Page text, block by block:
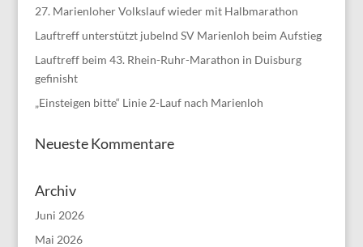
27. Marienloher Volkslauf wieder mit Halbmarathon
Lauftreff unterstützt jubelnd SV Marienloh beim Aufstieg
Lauftreff beim 43. Rhein-Ruhr-Marathon in Duisburg
gefinisht
„Einsteigen bitte“ Linie 2-Lauf nach Marienloh
Neueste Kommentare
Archiv
Juni 2026
Mai 2026